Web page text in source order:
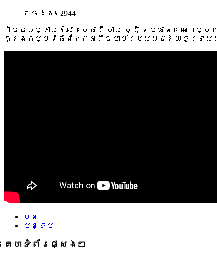
ចុច​ដង៖ 2944
កិច្ចសម្ភាសន៍​លោកមេធាវី​ មាស បូរ៉ា ប្រធានគណៈកម្
ក្នុងកម្មវិធីជជែកអំពីច្បាប់របស់ស្ថានីយទូរទស្សន៍
មុន
បន្ទាប់
គេហទំព័រផ្សេងៗ